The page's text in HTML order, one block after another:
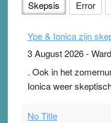
Skepsis Error
Ype & Ionica zijn
3 August 2026-
. Ook in het
Ionica weer
No Title